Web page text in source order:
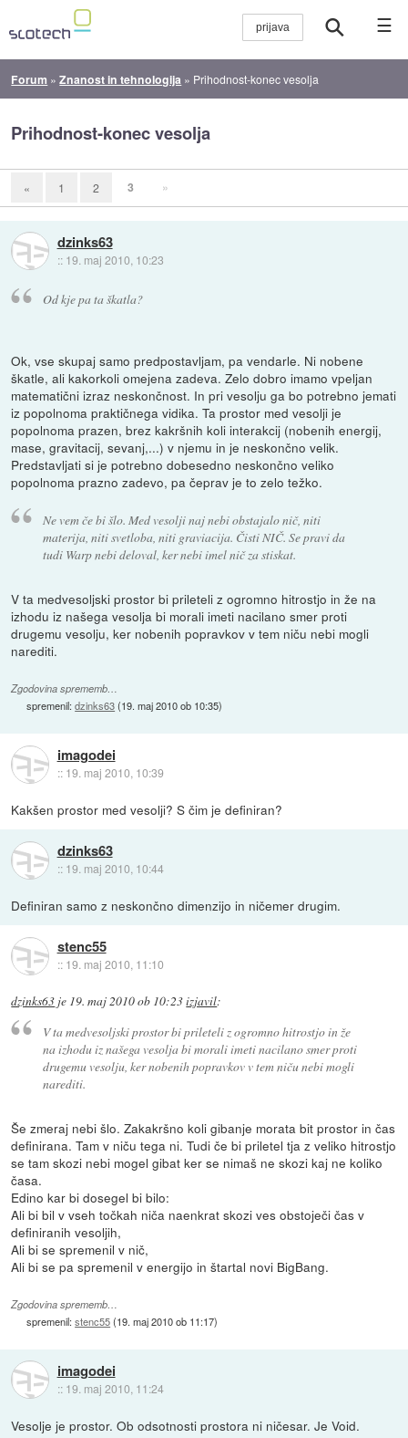
☰
Forum »Znanost in tehnologija » Prihodnost-konec vesolja
Prihodnost-konec vesolja
« 1 2 3 »
dzinks63
:: 19. maj 2010, 10:23
Od kje pa ta škatla?
Ok, vse skupaj samo predpostavljam, pa vendarle. Ni nobene
škatle, ali kakorkoli omejena zadeva. Zelo dobro imamo vpeljan
matematični izraz neskončnost. In pri vesolju ga bo potrebno jemati
iz popolnoma praktičnega vidika. Ta prostor med vesolji je
popolnoma prazen, brez kakršnih koli interakcij (nobenih energij,
mase, gravitacij, sevanj,...) v njemu in je neskončno velik.
Predstavljati si je potrebno dobesedno neskončno veliko
popolnoma prazno zadevo, pa čeprav je to zelo težko.
Ne vem če bi šlo. Med vesolji naj nebi obstajalo nič, niti
materija, niti svetloba, niti graviacija. Čisti NIČ. Se pravi da
tudi Warp nebi deloval, ker nebi imel nič za stiskat.
V ta medvesoljski prostor bi prileteli z ogromno hitrostjo in že na
izhodu iz našega vesolja bi morali imeti nacilano smer proti
drugemu vesolju, ker nobenih popravkov v tem niču nebi mogli
narediti.
Zgodovina sprememb…
spremenil:dzinks63(19. maj 2010 ob 10:35)
imagodei
:: 19. maj 2010, 10:39
Kakšen prostor med vesolji? S čim je definiran?
dzinks63
:: 19. maj 2010, 10:44
Definiran samo z neskončno dimenzijo in ničemer drugim.
stenc55
:: 19. maj 2010, 11:10
dzinks63 je 19. maj 2010 ob 10:23izjavil:
V ta medvesoljski prostor bi prileteli z ogromno hitrostjo in že
na izhodu iz našega vesolja bi morali imeti nacilano smer proti
drugemu vesolju, ker nobenih popravkov v tem niču nebi mogli
narediti.
Še zmeraj nebi šlo. Zakakršno koli gibanje morata bit prostor in čas
definirana. Tam v niču tega ni. Tudi če bi priletel tja z veliko hitrostjo
se tam skozi nebi mogel gibat ker se nimaš ne skozi kaj ne koliko
časa.
Edino kar bi dosegel bi bilo:
Ali bi bil v vseh točkah niča naenkrat skozi ves obstoječi čas v
definiranih vesoljih,
Ali bi se spremenil v nič,
Ali bi se pa spremenil v energijo in štartal novi BigBang.
Zgodovina sprememb…
spremenil:stenc55(19. maj 2010 ob 11:17)
imagodei
:: 19. maj 2010, 11:24
Vesolje je prostor. Ob odsotnosti prostora ni ničesar. Je Void.